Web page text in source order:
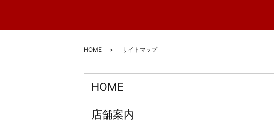
HOME サイトマップ
HOME
店舗案内